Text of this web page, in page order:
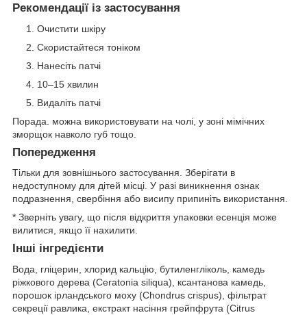
Рекомендації із застосування
Очистити шкіру
Скористайтеся тоніком
Нанесіть патчі
10–15 хвилин
Видаліть патчі
Порада. можна використовувати на чолі, у зоні мімічних
зморщок навколо губ тощо.
Попередження
Тільки для зовнішнього застосування. Зберігати в
недоступному для дітей місці. У разі виникнення ознак
подразнення, свербіння або висипу припиніть використання.
* Зверніть увагу, що після відкриття упаковки есенція може
вилитися, якщо її нахилити.
Інші інгредієнти
Вода, гліцерин, хлорид кальцію, бутиленгліколь, камедь
ріжкового дерева (Ceratonia siliqua), ксантанова камедь,
порошок ірландського моху (Chondrus crispus), фільтрат
секреції равлика, екстракт насіння грейпфрута (Citrus